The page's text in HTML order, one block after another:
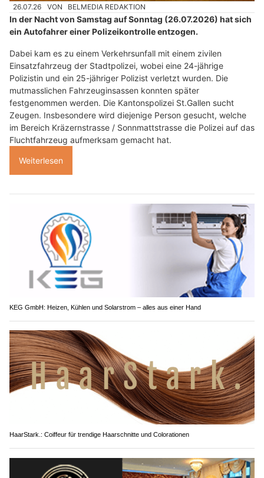
26.07.26 VON BELMEDIA REDAKTION
In der Nacht von Samstag auf Sonntag (26.07.2026) hat sich
ein Autofahrer einer Polizeikontrolle entzogen.
Dabei kam es zu einem Verkehrsunfall mit einem zivilen
Einsatzfahrzeug der Stadtpolizei, wobei eine 24-jährige
Polizistin und ein 25-jähriger Polizist verletzt wurden. Die
mutmasslichen Fahrzeuginsassen konnten später
festgenommen werden. Die Kantonspolizei St.Gallen sucht
Zeugen. Insbesondere wird diejenige Person gesucht, welche
im Bereich Kräzernstrasse / Sonnmattstrasse die Polizei auf das
Fluchtfahrzeug aufmerksam gemacht hat.
Weiterlesen
KEG GmbH: Heizen, Kühlen und Solarstrom – alles aus einer Hand
HaarStark.: Coiffeur für trendige Haarschnitte und Colorationen